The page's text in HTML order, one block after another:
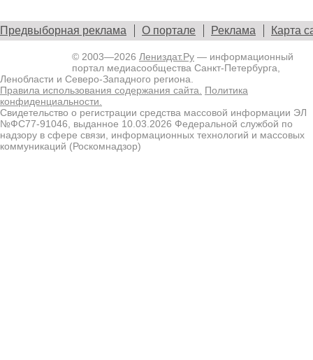
Предвыборная реклама О портале Реклама Карта
© 2003—2026 Лениздат.Ру — информационный
портал медиасообщества Санкт-Петербурга,
Ленобласти и Северо-Западного региона.
Правила использования содержания сайта.
Политика
конфиденциальности.
Свидетельство о регистрации средства массовой информации ЭЛ
№ФС77-91046, выданное 10.03.2026 Федеральной службой по
надзору в сфере связи, информационных технологий и массовых
коммуникаций (Роскомнадзор)